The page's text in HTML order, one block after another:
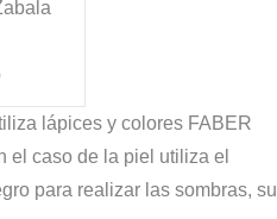
lápices y colores FABER
caso de la piel utiliza el
para realizar las sombras, su